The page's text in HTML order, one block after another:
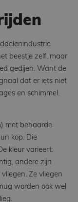
beestje zelf, maar
gedijen. Want de
dat er iets niet
en schimmel.
met behaarde
kop. Die
kleur varieert:
andere zijn
Ze vliegen
worden ook wel